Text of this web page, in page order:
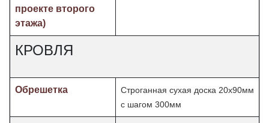
проекте второго
этажа)
КРОВЛЯ
Обрешетка
Строганная сухая доска 20х90мм
с шагом 300мм